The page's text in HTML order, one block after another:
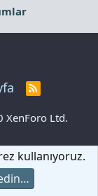
R
S Ltd.
kullanıyoruz.